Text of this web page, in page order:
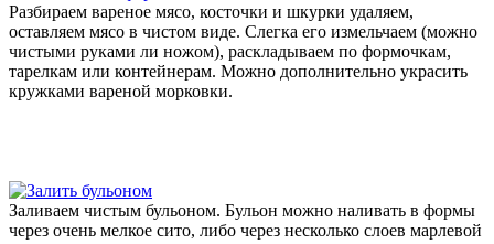
Разбираем вареное мясо, косточки и шкурки удаляем,
оставляем мясо в чистом виде. Слегка его измельчаем (можно
чистыми руками ли ножом), раскладываем по формочкам,
тарелкам или контейнерам. Можно дополнительно украсить
кружками вареной морковки.
Заливаем чистым бульоном. Бульон можно наливать в формы
через очень мелкое сито, либо через несколько слоев марлевой